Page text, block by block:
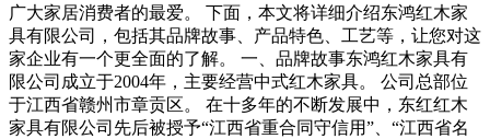
广大家居消费者的最爱。 下面，本文将详细介绍东鸿红木家
具有限公司，包括其品牌故事、产品特色、工艺等，让您对这
家企业有一个更全面的了解。 一、品牌故事东鸿红木家具有
限公司成立于2004年，主要经营中式红木家具。 公司总部位
于江西省赣州市章贡区。 在十多年的不断发展中，东红红木
家具有限公司先后被授予“江西省重合同守信用”、“江西省名